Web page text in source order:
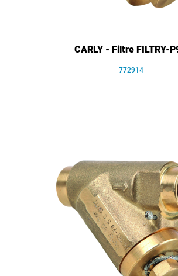
CARLY - Filtre FILTRY-
772914